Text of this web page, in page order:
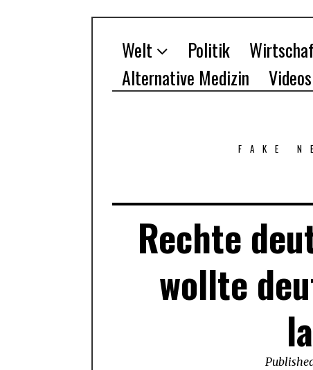
Welt Politik
Alternative Medizin
Videos
FAKE
Rechte
wollte